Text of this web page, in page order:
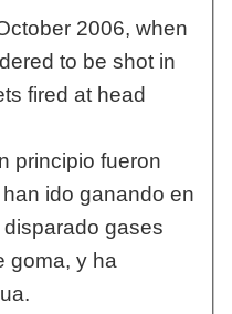
2006, when
to be shot in
fired at head
principio fueron
ido ganando en
gases
goma, y ha